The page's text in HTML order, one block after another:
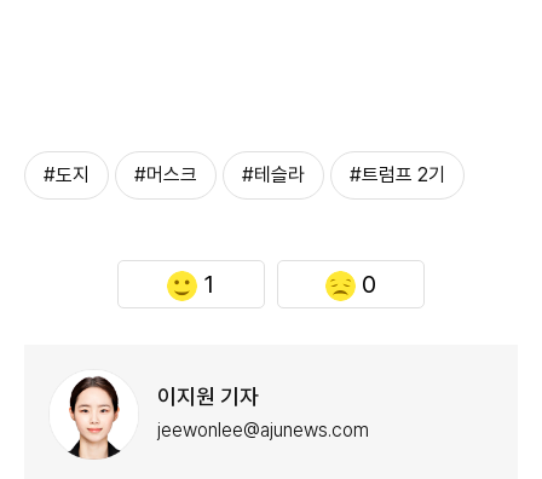
#도지 #머스크 #테슬라 #트럼프 2기
1 0
이지원 기자
jeewonlee@ajunews.com